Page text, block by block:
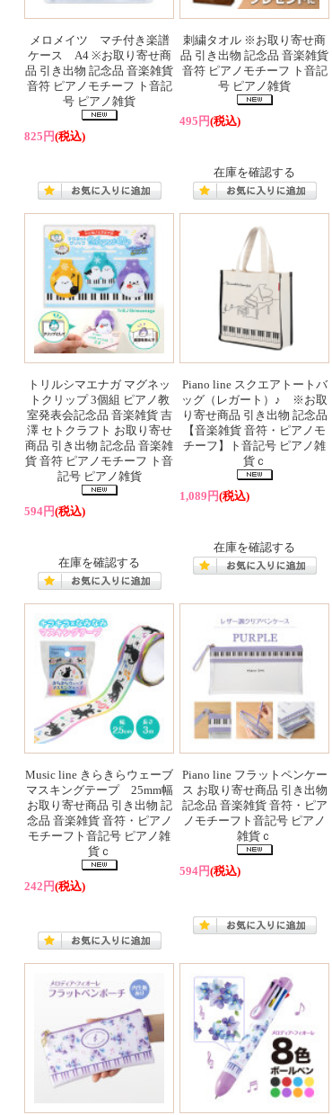
メロメイツ マチ付き楽譜
ケース A4 ※お取り寄せ商
品 引き出物 記念品 音楽雑貨
音符 ピアノモチーフ ト音記
号 ピアノ雑貨
825円(税込)
刺繍タオル ※お取り寄せ商
品 引き出物 記念品 音楽雑貨
音符 ピアノモチーフ ト音記
号 ピアノ雑貨
495円(税込)
在庫を確認する
トリルシマエナガ マグネッ
トクリップ 3個組 ピアノ教
室発表会記念品 音楽雑貨 吉
澤 セトクラフト お取り寄せ
商品 引き出物 記念品 音楽雑
貨 音符 ピアノモチーフ ト音
記号 ピアノ雑貨
594円(税込)
在庫を確認する
Piano line スクエアトートバ
ッグ（レガート）♪ ※お取
り寄せ商品 引き出物 記念品
【音楽雑貨 音符・ピアノモ
チーフ】ト音記号 ピアノ雑
貨ｃ
1,089円(税込)
在庫を確認する
Music line きらきらウェーブ
マスキングテープ 25mm幅
お取り寄せ商品 引き出物 記
念品 音楽雑貨 音符・ピアノ
モチーフト音記号 ピアノ雑
貨ｃ
242円(税込)
Piano line フラットペンケー
ス お取り寄せ商品 引き出物
記念品 音楽雑貨 音符・ピア
ノモチーフト音記号 ピアノ
雑貨ｃ
594円(税込)